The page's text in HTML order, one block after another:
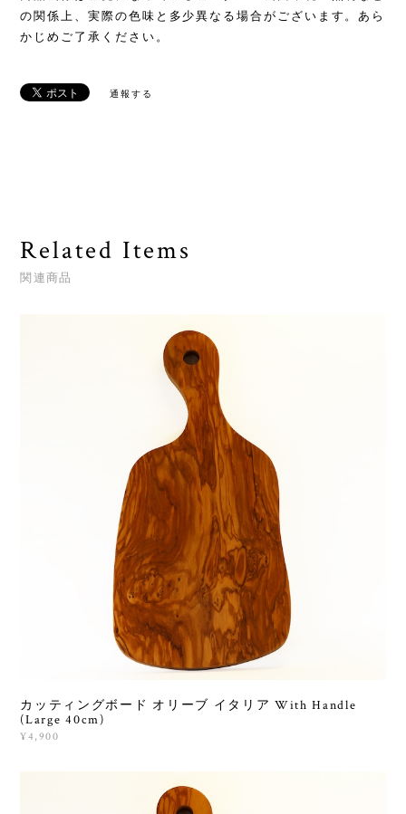
の関係上、実際の色味と多少異なる場合がございます。あら
かじめご了承ください。
通報する
Related Items
関連商品
カッティングボード オリーブ イタリア With Handle
(Large 40cm)
¥4,900